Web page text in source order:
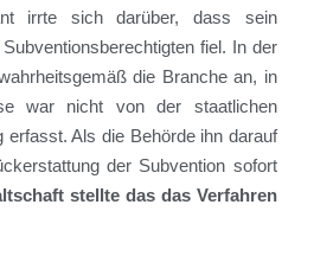
irrte sich darüber, dass sein
fiel. In der
die Branche an, in
war nicht von der staatlichen
erfasst. Als die Behörde ihn darauf
der Subvention sofort
stellte das das Verfahren